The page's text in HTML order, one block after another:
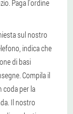
Paga l'ordine
sul nostro
indica che
di basi
Compila il
coda per la
Il nostro